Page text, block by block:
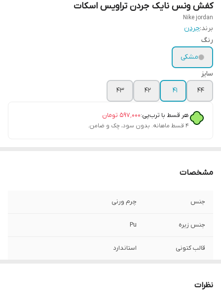
کفش ونس نایک جردن تراویس اسکات
Nike jordan
برند:جردن
رنگ
مشکی
سایز
۴۴
۴۱ ۴۲ ۴۳
هر قسط با ترب‌پی:۵۹۷٬۰۰۰ تومان
۴ قسط ماهانه. بدون سود، چک و ضامن.
مشخصات
جنس چرم ورنی
جنس زیره Pu
قالب کتونی استاندارد
نظرات